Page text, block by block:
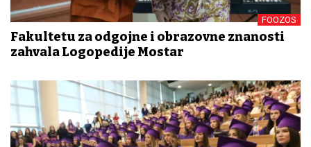
FOOZOS
Fakultetu za odgojne i obrazovne znanosti
zahvala Logopedije Mostar